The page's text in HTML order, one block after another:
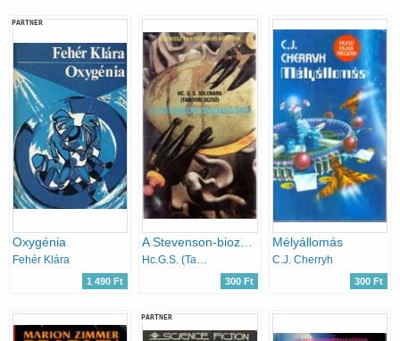
PARTNER
Oxygénia
Fehér Klára
1 490 Ft
Hc.G.S. (Tandori D.) Solenard
300 Ft
Mélyállomás
C.J. Cherryh
300 Ft
PARTNER